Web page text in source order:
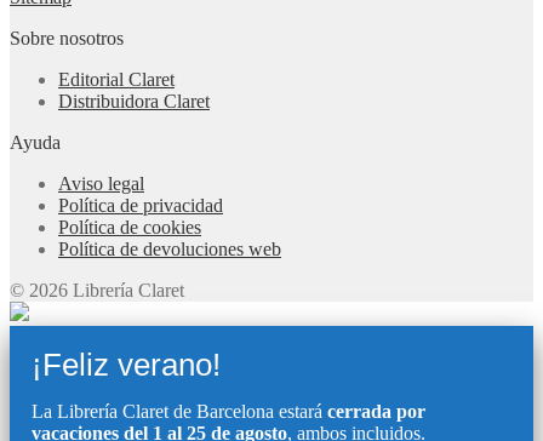
Sobre nosotros
Editorial Claret
Distribuidora Claret
Ayuda
Aviso legal
Política de privacidad
Política de cookies
Política de devoluciones web
© 2026 Librería Claret
¡Feliz verano!
La Librería Claret de Barcelona estará cerrada por
vacaciones del 1 al 25 de agosto, ambos incluidos.